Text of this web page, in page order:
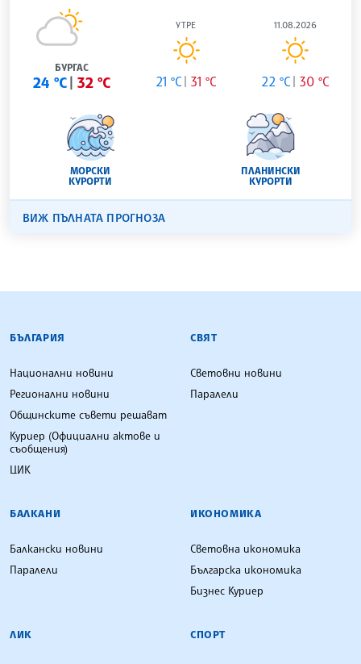
БУРГАС
24 °C 32 °C
УТРЕ
21 °C 31 °C
11.08.2026
22 °C 30 °C
МОРСКИ
КУРОРТИ
ПЛАНИНСКИ
КУРОРТИ
ВИЖ ПЪЛНАТА ПРОГНОЗА
БЪЛГАРСКА ТЕЛЕГРАФНА АГЕНЦИЯ
БЪЛГАРИЯ
Национални новини
Регионални новини
Общинските съвети решават
Куриер (Официални актове и
съобщения)
ЦИК
СВЯТ
Световни новини
Паралели
БАЛКАНИ
Балкански новини
Паралели
ИКОНОМИКА
Световна икономика
Българска икономика
Бизнес Куриер
ЛИК СПОРТ